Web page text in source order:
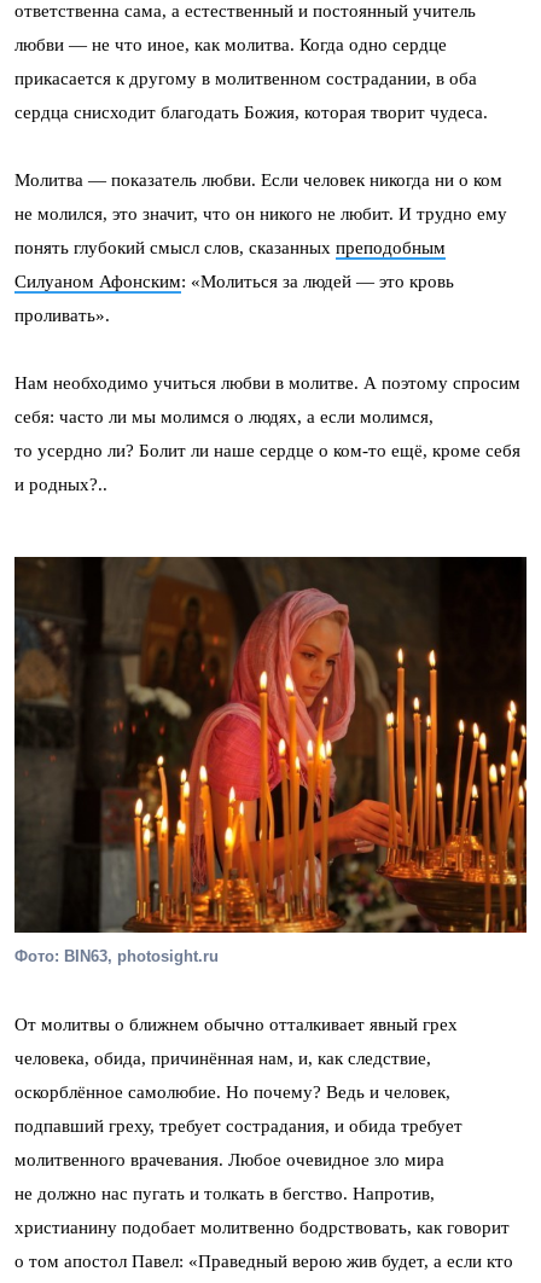
ответственна сама, а естественный и постоянный учитель
любви — не что иное, как молитва. Когда одно сердце
прикасается к другому в молитвенном сострадании, в оба
сердца снисходит благодать Божия, которая творит чудеса.
Молитва — показатель любви. Если человек никогда ни о ком
не молился, это значит, что он никого не любит. И трудно ему
понять глубокий смысл слов, сказанных преподобным
Силуаном Афонским: «Молиться за людей — это кровь
проливать».
Нам необходимо учиться любви в молитве. А поэтому спросим
себя: часто ли мы молимся о людях, а если молимся,
то усердно ли? Болит ли наше сердце о ком-то ещё, кроме себя
и родных?..
Фото: BIN63, photosight.ru
От молитвы о ближнем обычно отталкивает явный грех
человека, обида, причинённая нам, и, как следствие,
оскорблённое самолюбие. Но почему? Ведь и человек,
подпавший греху, требует сострадания, и обида требует
молитвенного врачевания. Любое очевидное зло мира
не должно нас пугать и толкать в бегство. Напротив,
христианину подобает молитвенно бодрствовать, как говорит
о том апостол Павел: «Праведный верою жив будет, а если кто